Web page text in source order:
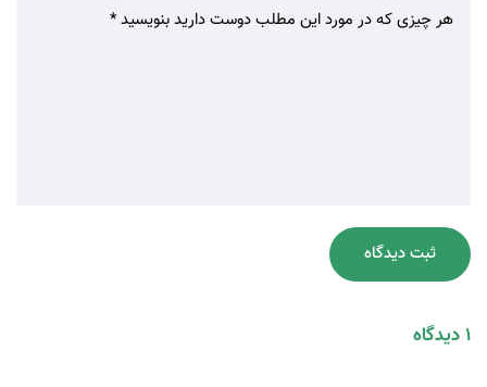
ثبت دیدگاه
1 دیدگاه